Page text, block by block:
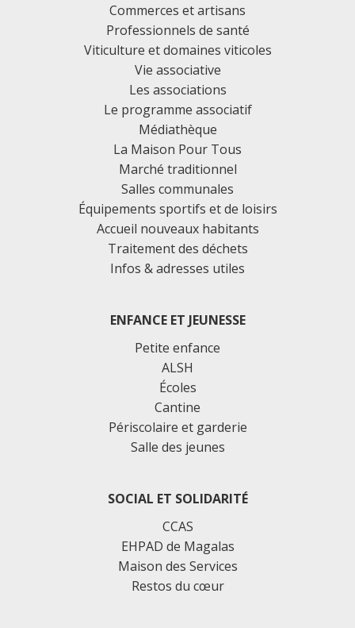
Commerces et artisans
Professionnels de santé
Viticulture et domaines viticoles
Vie associative
Les associations
Le programme associatif
Médiathèque
La Maison Pour Tous
Marché traditionnel
Salles communales
Équipements sportifs et de loisirs
Accueil nouveaux habitants
Traitement des déchets
Infos & adresses utiles
ENFANCE ET JEUNESSE
Petite enfance
ALSH
Écoles
Cantine
Périscolaire et garderie
Salle des jeunes
SOCIAL ET SOLIDARITÉ
CCAS
EHPAD de Magalas
Maison des Services
Restos du cœur